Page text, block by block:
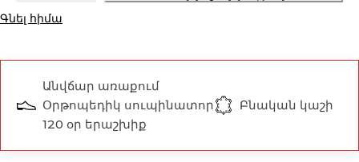
Գնել հիմա
Անվճար առաքում
Օրթոպեդիկ սուպինատոր
Բնական կաշի
120 օր երաշխիք